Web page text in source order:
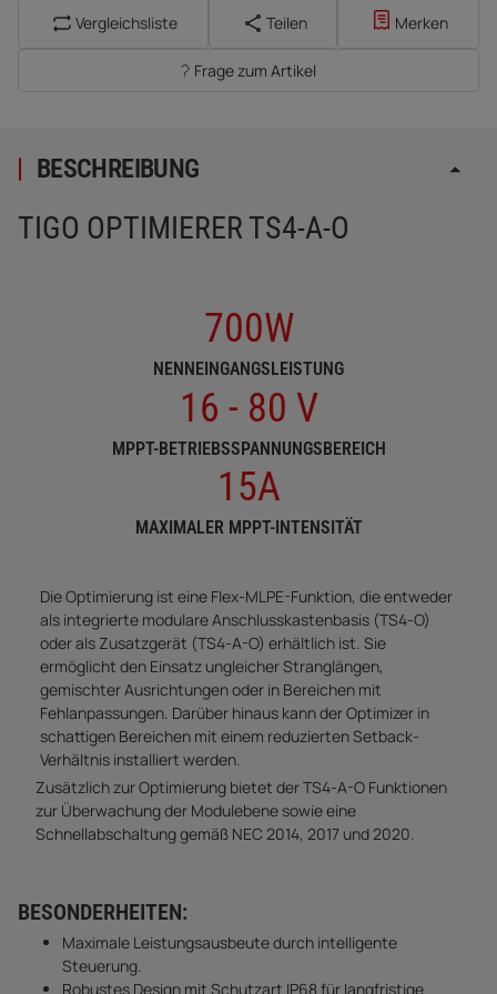
Vergleichsliste Teilen Merken
Frage zum Artikel
BESCHREIBUNG
TIGO OPTIMIERER TS4-A-O
700W
NENNEINGANGSLEISTUNG
16 - 80 V
MPPT-BETRIEBSSPANNUNGSBEREICH
15A
MAXIMALER MPPT-INTENSITÄT
Die Optimierung ist eine Flex-MLPE-Funktion, die entweder
als integrierte modulare Anschlusskastenbasis (TS4-O)
oder als Zusatzgerät (TS4-A-O) erhältlich ist. Sie
ermöglicht den Einsatz ungleicher Stranglängen,
gemischter Ausrichtungen oder in Bereichen mit
Fehlanpassungen. Darüber hinaus kann der Optimizer in
schattigen Bereichen mit einem reduzierten Setback-
Verhältnis installiert werden.
Zusätzlich zur Optimierung bietet der TS4-A-O Funktionen
zur Überwachung der Modulebene sowie eine
Schnellabschaltung gemäß NEC 2014, 2017 und 2020.
BESONDERHEITEN:
Maximale Leistungsausbeute durch intelligente
Steuerung.
Robustes Design mit Schutzart IP68 für langfristige